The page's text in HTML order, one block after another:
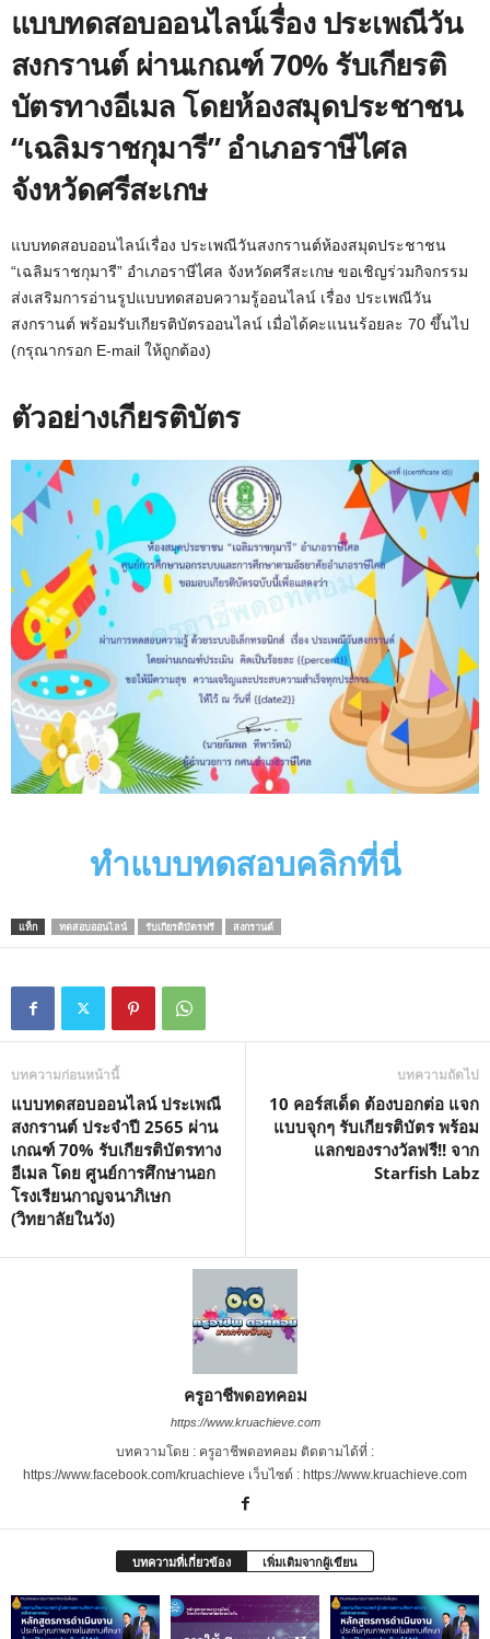
แบบทดสอบออนไลน์เรื่อง ประเพณีวัน
สงกรานต์ ผ่านเกณฑ์ 70% รับเกียรติ
บัตรทางอีเมล โดยห้องสมุดประชาชน
“เฉลิมราชกุมารี” อำเภอราษีไศล
จังหวัดศรีสะเกษ
แบบทดสอบออนไลน์เรื่อง ประเพณีวันสงกรานต์ห้องสมุดประชาชน
“เฉลิมราชกุมารี” อำเภอราษีไศล จังหวัดศรีสะเกษ ขอเชิญร่วมกิจกรรม
ส่งเสริมการอ่านรูปแบบทดสอบความรู้ออนไลน์ เรื่อง ประเพณีวัน
สงกรานต์ พร้อมรับเกียรติบัตรออนไลน์ เมื่อได้คะแนนร้อยละ 70 ขึ้นไป
(กรุณากรอก E-mail ให้ถูกต้อง)
ตัวอย่างเกียรติบัตร
ทำแบบทดสอบคลิกที่นี่
แท็ก ทดสอบออนไลน์ รับเกียรติบัตรฟรี สงกรานต์
บทความก่อนหน้านี้
แบบทดสอบออนไลน์ ประเพณี
สงกรานต์ ประจำปี 2565 ผ่าน
เกณฑ์ 70% รับเกียรติบัตรทาง
อีเมล โดย ศูนย์การศึกษานอก
โรงเรียนกาญจนาภิเษก
(วิทยาลัยในวัง)
บทความถัดไป
10 คอร์สเด็ด ต้องบอกต่อ แจก
แบบจุกๆ รับเกียรติบัตร พร้อม
แลกของรางวัลฟรี!! จาก
Starfish Labz
ครูอาชีพดอทคอม
https://www.kruachieve.com
บทความโดย : ครูอาชีพดอทคอม ติดตามได้ที่ :
https://www.facebook.com/kruachieve เว็บไซต์ : https://www.kruachieve.com
บทความที่เกี่ยวข้อง เพิ่มเติมจากผู้เขียน